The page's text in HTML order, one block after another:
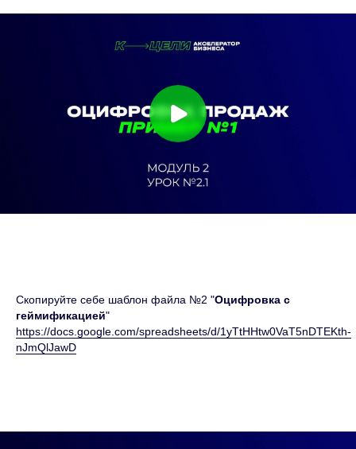
Скопируйте себе шаблон файла №2 "Оцифровка с
геймификацией"
https://docs.google.com/spreadsheets/d/1yTtHHtw0VaT5nDTEKth-
nJmQlJawD
Подпишись и забирай пользу!